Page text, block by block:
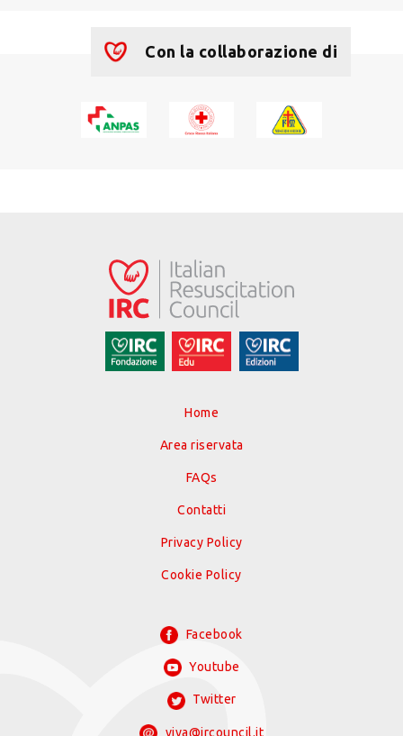
Con la collaborazione di
Home
Area riservata
FAQs
Contatti
Privacy Policy
Cookie Policy
Facebook
Youtube
Twitter
viva@ircouncil.it